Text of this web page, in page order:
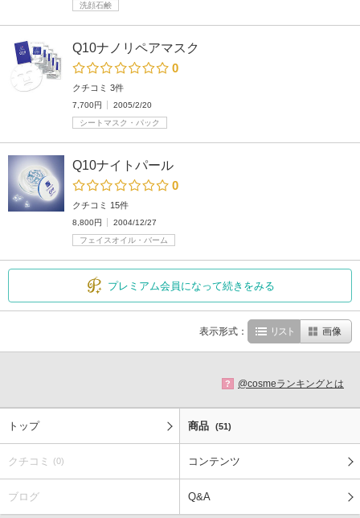
洗顔石鹸
Q10ナノリペアマスク
0
クチコミ 3件
7,700円
2005/2/20
シートマスク・パック
Q10ナイトパール
0
クチコミ 15件
8,800円
2004/12/27
フェイスオイル・バーム
プレミアム会員になって続きをみる
表示形式： リスト 画像
? @cosmeランキングとは
トップ 商品 (51)
クチコミ (0) コンテンツ
ブログ Q&A